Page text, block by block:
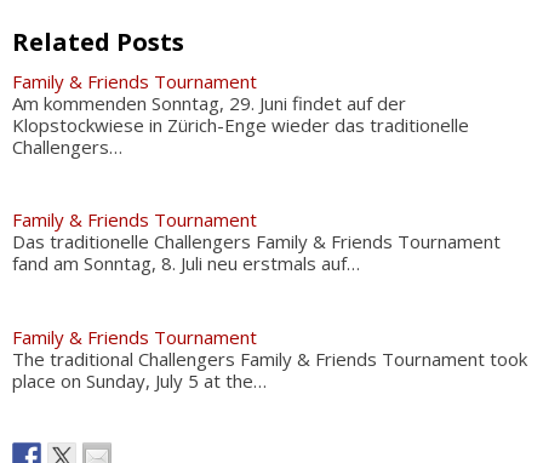
Related Posts
Family & Friends Tournament
Am kommenden Sonntag, 29. Juni findet auf der
Klopstockwiese in Zürich-Enge wieder das traditionelle
Challengers…
Family & Friends Tournament
Das traditionelle Challengers Family & Friends Tournament
fand am Sonntag, 8. Juli neu erstmals auf…
Family & Friends Tournament
The traditional Challengers Family & Friends Tournament took
place on Sunday, July 5 at the…